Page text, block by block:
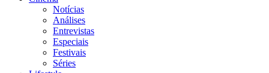
Notícias
Análises
Entrevistas
Especiais
Festivais
Séries